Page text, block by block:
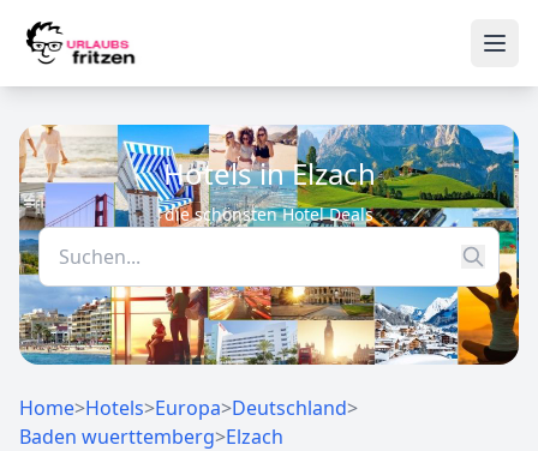
Hotels in Elzach
die schönsten Hotel Deals
Home>Hotels>Europa>Deutschland>
Baden wuerttemberg>Elzach